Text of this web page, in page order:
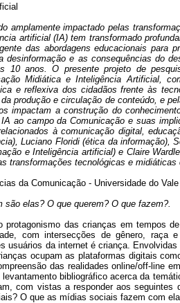
amplamente impactado pelas
artificial (IA) tem transformado
das abordagens educacionais para
e as consequências do
10 anos. O presente projeto de
Midiática e Inteligência Artificial,
e reflexiva dos cidadãos frente às
produção e circulação de conteúdo, e
impactam a construção do
ao campo da Comunicação e suas
à comunicação digital,
Luciano Floridi (ética da informação),
e Inteligência artificial) e Claire
transformações tecnológicas e midiáticas
da Comunicação - Universidade do
elas? O que querem? O que fazem?.
protagonismo das crianças em tempos
com intersecções de gênero, raça
usuários da internet é criança.
ocupam as plataformas digitais
das realidades online/off-line
bibliográfico acerca da
com vistas a responder aos
O que as mídias sociais fazem com